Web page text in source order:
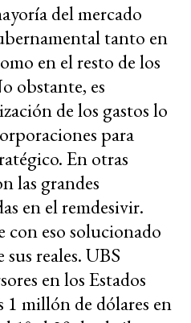
del mercado
tanto en
en el resto de los
obstante, es
de los gastos lo
para
En otras
las grandes
en el remdesivir.
con eso solucionado
reales. UBS
en los Estados
1 millón de dólares en